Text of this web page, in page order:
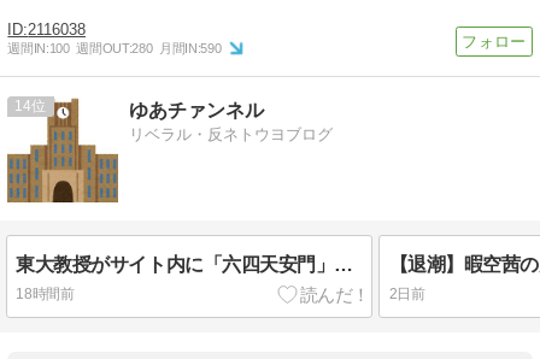
2116038
週間IN:100 週間OUT:280 月間IN:590
14 ゆあチァンネル
リベラル・反ネトウヨブログ
東大教授がサイト内に「六四天安門」埋め込みで懲戒処分
18時間前 2日前